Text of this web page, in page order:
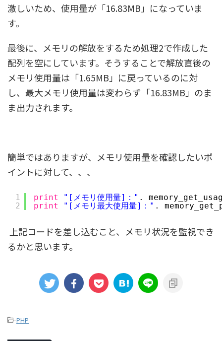
激しいため、使用量が「16.83MB」になっていま
す。
最後に、メモリの解放をするため処理2で作成した
配列を空にしています。そうすることで解放直後の
メモリ使用量は「1.65MB」に戻っているのに対
し、最大メモリ使用量は変わらず「16.83MB」のま
ま出力されます。
簡単ではありますが、メモリ使用量を確認したいポ
イントに対して、、、
1
2
print "[メモリ使用量]：" .
print
"[メモリ最大使用量]：" .
上記コードを差し込むこと、メモリ状況を監視でき
るかと思います。
-PHP